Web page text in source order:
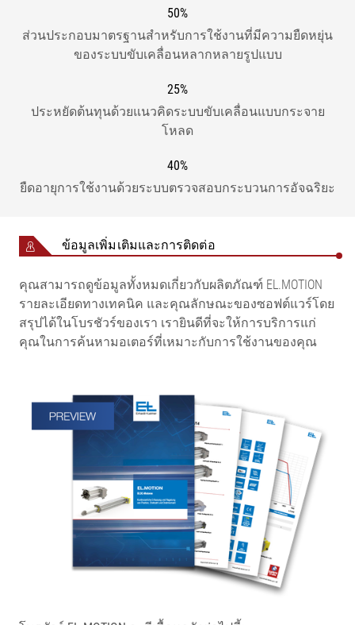
50%
ส่วนประกอบมาตรฐานสำหรับการใช้งานที่มีความยืดหยุ่น
ของระบบขับเคลื่อนหลากหลายรูปแบบ
25%
ประหยัดต้นทุนด้วยแนวคิดระบบขับเคลื่อนแบบกระจาย
โหลด
40%
ยืดอายุการใช้งานด้วยระบบตรวจสอบกระบวนการอัจฉริยะ
ข้อมูลเพิ่มเติมและการติดต่อ
คุณสามารถดูข้อมูลทั้งหมดเกี่ยวกับผลิตภัณฑ์ EL.MOTION
รายละเอียดทางเทคนิค และคุณลักษณะของซอฟต์แวร์โดย
สรุปได้ในโบรชัวร์ของเรา เรายินดีที่จะให้การบริการแก่
คุณในการค้นหามอเตอร์ที่เหมาะกับการใช้งานของคุณ